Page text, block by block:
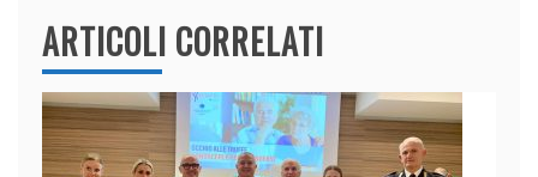
ARTICOLI CORRELATI